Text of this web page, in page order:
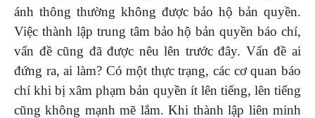
ánh thông thường không được bảo hộ bản quyền.
Việc thành lập trung tâm bảo hộ bản quyền báo chí,
vấn đề cũng đã được nêu lên trước đây. Vấn đề ai
đứng ra, ai làm? Có một thực trạng, các cơ quan báo
chí khi bị xâm phạm bản quyền ít lên tiếng, lên tiếng
cũng không mạnh mẽ lắm. Khi thành lập liên minh